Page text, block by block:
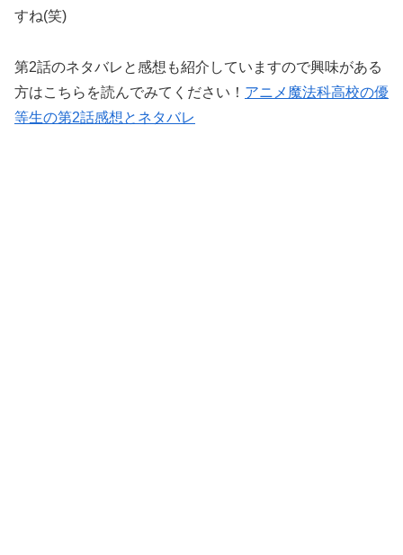
すね(笑)
第2話のネタバレと感想も紹介していますので興味がある
方はこちらを読んでみてください！ アニメ魔法科高校の優
等生の第2話感想とネタバレ